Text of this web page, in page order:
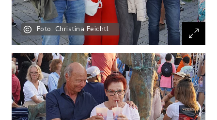
Foto: Christina Feichtl